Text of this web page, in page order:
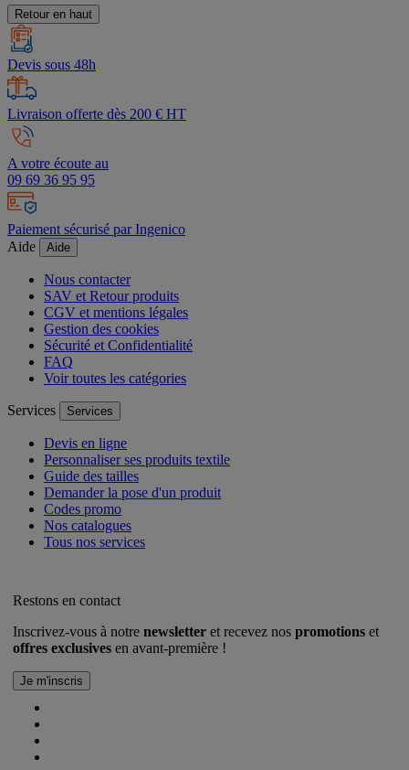
Retour en haut
Devis sous 48h
Livraison offerte dès 200 € HT
A votre écoute au
09 69 36 95 95
Paiement sécurisé par Ingenico
Aide
Aide
Nous contacter
SAV et Retour produits
CGV et mentions légales
Gestion des cookies
Sécurité et Confidentialité
FAQ
Voir toutes les catégories
Services Services
Devis en ligne
Personnaliser ses produits textile
Guide des tailles
Demander la pose d'un produit
Codes promo
Nos catalogues
Tous nos services
Restons en contact
Inscrivez-vous à notre newsletter et recevez nos promotions et
offres exclusives en avant-première !